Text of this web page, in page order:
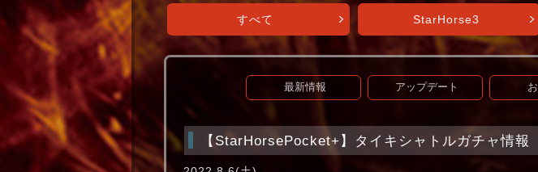
すべて StarHorse3
最新情報 アップデート
【StarHorsePocket+】タイキシャトルガチャ情報